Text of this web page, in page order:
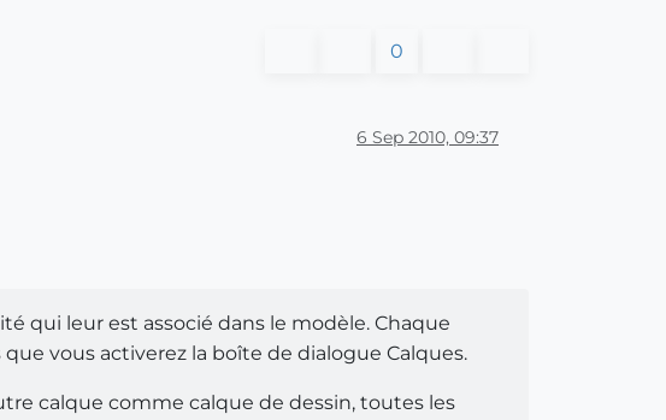
0
6 Sep 2010, 09:37
qui leur est associé dans le modèle. Chaque
vous activerez la boîte de dialogue Calques.
calque comme calque de dessin, toutes les